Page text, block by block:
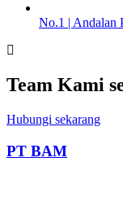
No.1 | Andalan
Team Kami
Hubungi sekarang
PT BAM